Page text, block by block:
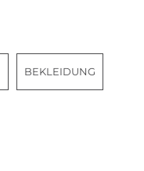
BEKLEIDUNG